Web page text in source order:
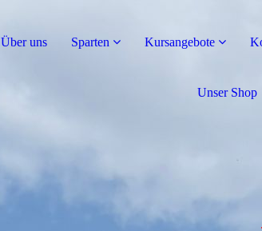
Über uns Sparten Kursangebote
Unser Shop